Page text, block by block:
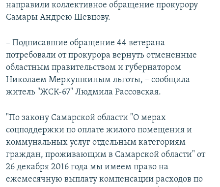
направили коллективное обращение прокурору
Самары Андрею Шевцову.
– Подписавшие обращение 44 ветерана
потребовали от прокурора вернуть отмененные
областным правительством и губернатором
Николаем Меркушкиным льготы, – сообщила
житель "ЖСК-67" Людмила Рассовская.
"По закону Самарской области "О мерах
соцподдержки по оплате жилого помещения и
коммунальных услуг отдельным категориям
граждан, проживающим в Самарской области" от
26 декабря 2016 года мы имеем право на
ежемесячную выплату компенсации расходов по